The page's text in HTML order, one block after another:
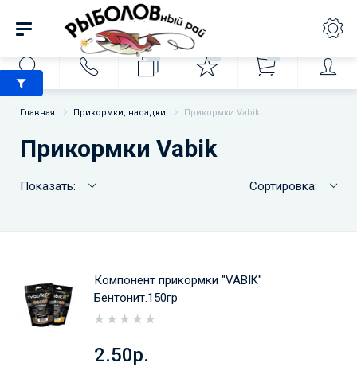
Главная Прикормки, насадки Прикормки Vabik
Прикормки Vabik
Показать: Сортировка:
Компонент прикормки "VABIK"
Бентонит.150гр
2.50р.